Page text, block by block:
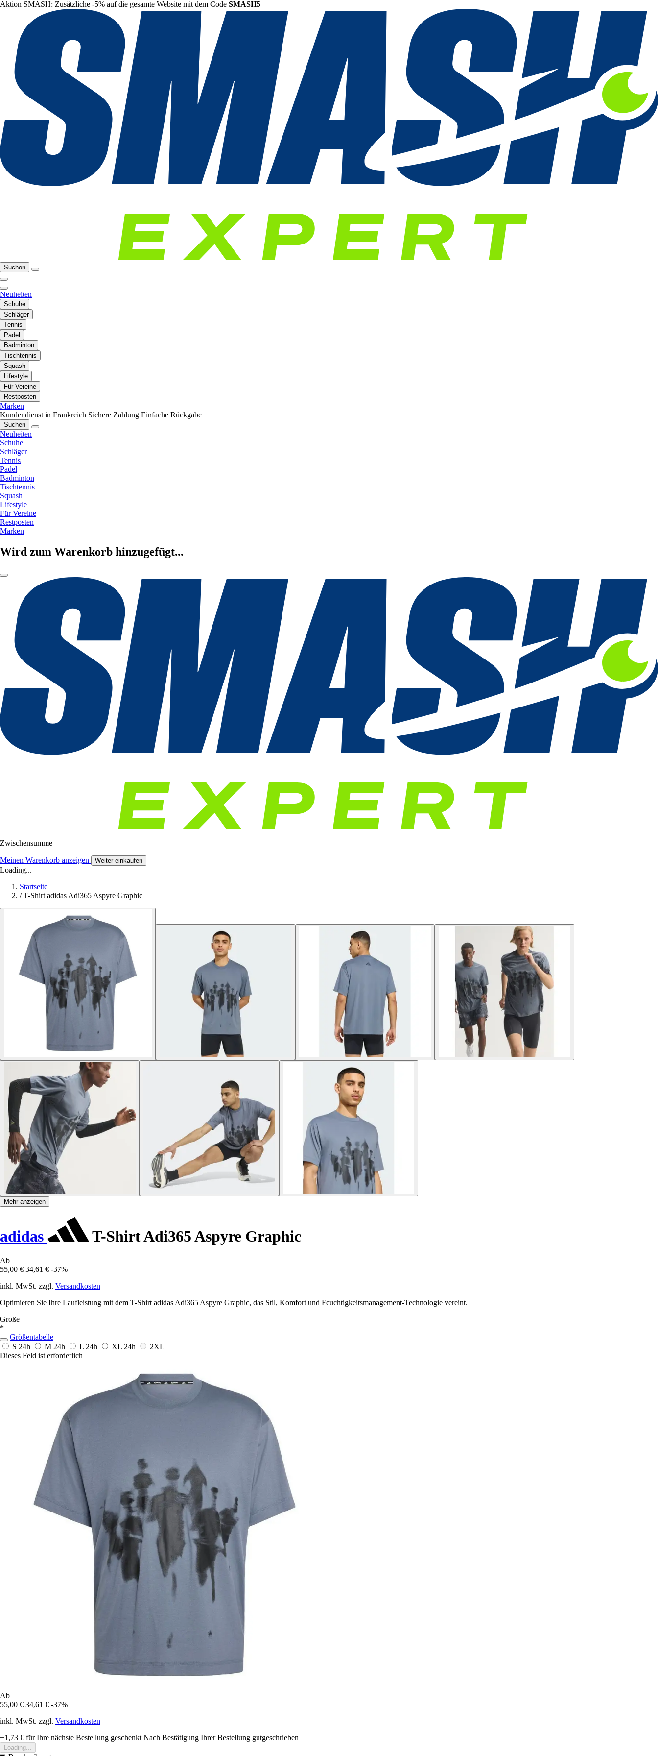
Aktion SMASH: Zusätzliche -5% auf die gesamte Website mit dem Code SMASH5
Suchen
Neuheiten
Schuhe
Schläger
Tennis
Padel
Badminton
Tischtennis
Squash
Lifestyle
Für Vereine
Restposten
Marken
Kundendienst in Frankreich Sichere Zahlung Einfache Rückgabe
Suchen
Neuheiten
Schuhe
Schläger
Tennis
Padel
Badminton
Tischtennis
Squash
Lifestyle
Für Vereine
Restposten
Marken
Wird zum Warenkorb hinzugefügt...
Zwischensumme
Meinen Warenkorb anzeigen Weiter einkaufen
Loading...
Startseite
/ T-Shirt adidas Adi365 Aspyre Graphic
Mehr anzeigen
adidas T-Shirt Adi365 Aspyre Graphic
Ab
55,00 € 34,61 € -37%
inkl. MwSt. zzgl. Versandkosten
Optimieren Sie Ihre Laufleistung mit dem T-Shirt adidas Adi365 Aspyre Graphic, das Stil, Komfort und Feuchtigkeitsmanagement-Technologie vereint.
Größe
*
Größentabelle
S 24h M 24h L 24h XL 24h
2XL
Dieses Feld ist erforderlich
Ab
55,00 € 34,61 € -37%
inkl. MwSt. zzgl. Versandkosten
+1,73 € für Ihre nächste Bestellung geschenkt Nach Bestätigung Ihrer Bestellung gutgeschrieben
Loading...